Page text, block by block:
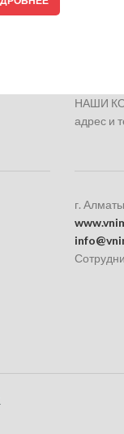
НАШИ
адрес и
г.